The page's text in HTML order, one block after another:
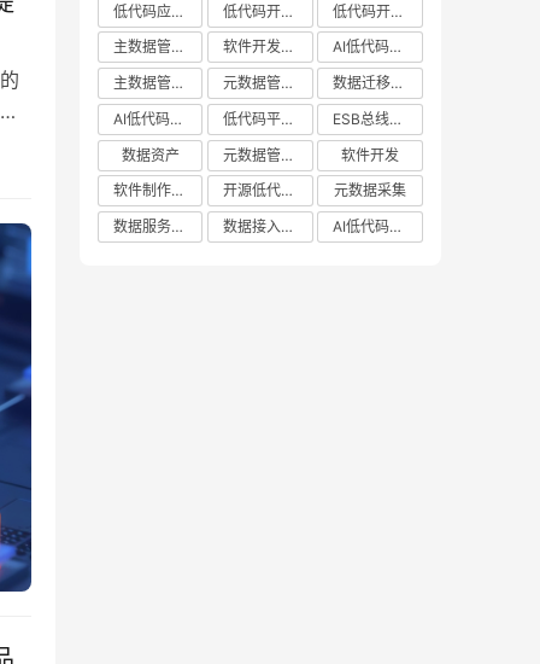
低代码应用平台
低代码开发云平台
低代码开发平台
主数据管理系统
软件开发平台
AI低代码开发
主数据管理平台
元数据管理系统
数据迁移工具
AI低代码开发云平台
低代码平台哪家好
ESB总线技术
数据资产
元数据管理系统哪家好
软件开发
软件制作平台
开源低代码平台
元数据采集
数据服务平台
数据接入管理系统 AI低代码应用平台